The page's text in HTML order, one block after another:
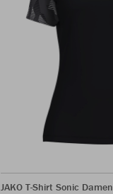
JAKO T-Shirt Sonic Damen